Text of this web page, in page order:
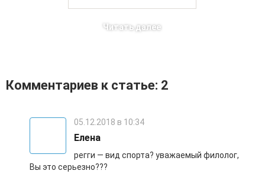
Читать далее
Комментариев к статье: 2
05.12.2018 в 10:34
Елена
регги — вид спорта? уважаемый филолог,
Вы это серьезно???